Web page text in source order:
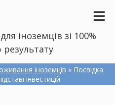
іноземців зі 100%
результату
іноземців » Посвідка
інвестицій